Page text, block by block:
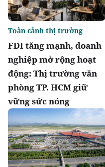
FDI tăng mạnh, doanh
nghiệp mở rộng hoạt
động: Thị trường văn
phòng TP. HCM giữ
vững sức nóng
Toàn cảnh thị trường